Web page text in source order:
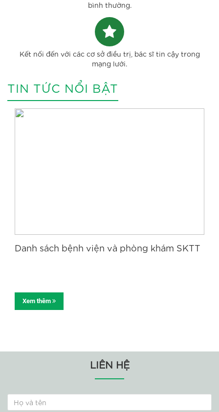
bình thường.
Kết nối đến với các cơ sở điều trị, bác sĩ tin cậy trong
mạng lưới.
TIN TỨC NỔI BẬT
Danh sách bệnh viện và phòng khám SKTT
Xem thêm
LIÊN HỆ